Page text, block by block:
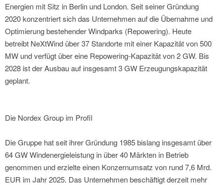
Energien mit Sitz in Berlin und London. Seit seiner Gründung
2020 konzentriert sich das Unternehmen auf die Übernahme und
Optimierung bestehender Windparks (Repowering). Heute
betreibt NeXtWind über 37 Standorte mit einer Kapazität von 500
MW und verfügt über eine Repowering-Kapazität von 2 GW. Bis
2028 ist der Ausbau auf insgesamt 3 GW Erzeugungskapazität
geplant.
Die Nordex Group im Profil
Die Gruppe hat seit ihrer Gründung 1985 bislang insgesamt über
64 GW Windenergieleistung in über 40 Märkten in Betrieb
genommen und erzielte einen Konzernumsatz von rund 7,6 Mrd.
EUR im Jahr 2025. Das Unternehmen beschäftigt derzeit mehr